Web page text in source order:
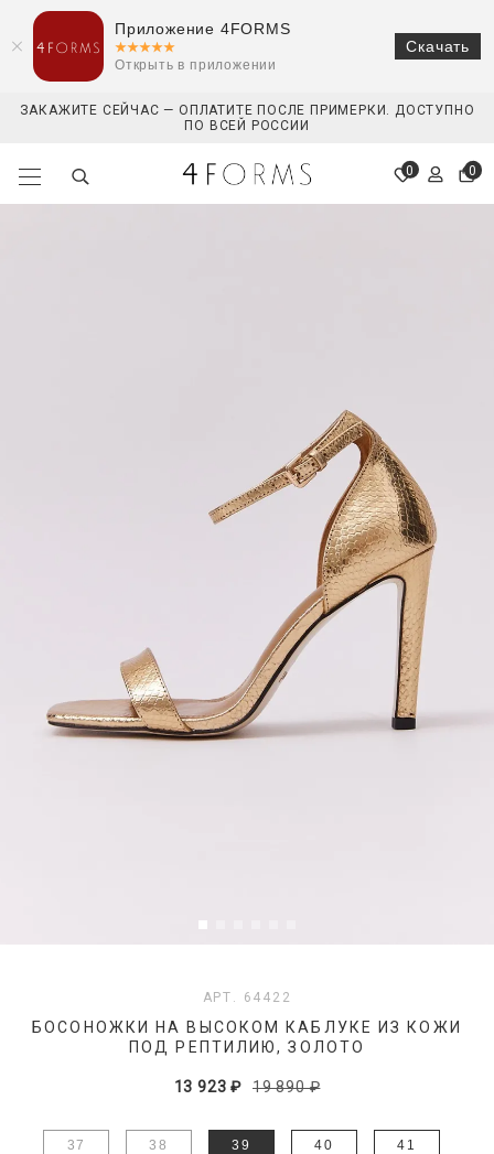
ЗАКАЖИТЕ СЕЙЧАС — ОПЛАТИТЕ ПОСЛЕ ПРИМЕРКИ. ДОСТУПНО
ПО ВСЕЙ РОССИИ
0 0
АРТ. 64422
БОСОНОЖКИ НА ВЫСОКОМ КАБЛУКЕ ИЗ КОЖИ
ПОД РЕПТИЛИЮ, ЗОЛОТО
13 923 ₽ 19 890 ₽
37 38 39 40 41
Приложение 4FORMS
Открыть в приложении
Скачать